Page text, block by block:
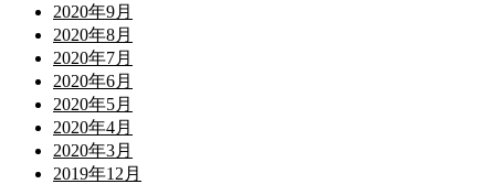
2020年9月
2020年8月
2020年7月
2020年6月
2020年5月
2020年4月
2020年3月
2019年12月